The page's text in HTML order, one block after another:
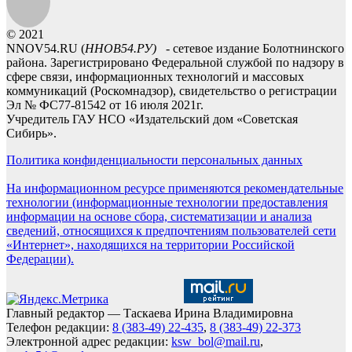
© 2021
NNOV54.RU (ННОВ54.РУ) - сетевое издание Болотнинского
района. Зарегистрировано Федеральной службой по надзору в
сфере связи, информационных технологий и массовых
коммуникаций (Роскомнадзор), свидетельство о регистрации
Эл № ФС77-81542 от 16 июля 2021г.
Учредитель ГАУ НСО «Издательский дом «Советская
Сибирь».
Политика конфиденциальности персональных данных
На информационном ресурсе применяются рекомендательные
технологии (информационные технологии предоставления
информации на основе сбора, систематизации и анализа
сведений, относящихся к предпочтениям пользователей сети
«Интернет», находящихся на территории Российской
Федерации).
Главный редактор — Таскаева Ирина Владимировна
Телефон редакции: 8 (383-49) 22-435, 8 (383-49) 22-373
Электронной адрес редакции: ksw_bol@mail.ru,